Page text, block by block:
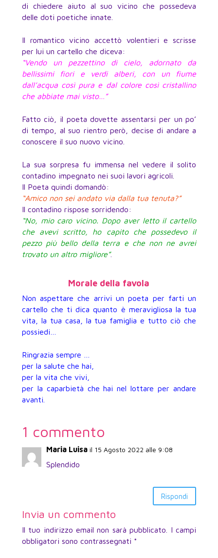
di chiedere aiuto al suo vicino che possedeva
delle doti poetiche innate.
Il romantico vicino accettò volentieri e scrisse
per lui un cartello che diceva:
“Vendo un pezzettino di cielo, adornato da
bellissimi fiori e verdi alberi, con un fiume
dall’acqua così pura e dal colore così cristallino
che abbiate mai visto…”
Fatto ciò, il poeta dovette assentarsi per un po’
di tempo, al suo rientro però, decise di andare a
conoscere il suo nuovo vicino.
La sua sorpresa fu immensa nel vedere il solito
contadino impegnato nei suoi lavori agricoli.
Il Poeta quindi domandò:
“Amico non sei andato via dalla tua tenuta?”
Il contadino rispose sorridendo:
“No, mio caro vicino. Dopo aver letto il cartello
che avevi scritto, ho capito che possedevo il
pezzo più bello della terra e che non ne avrei
trovato un altro migliore”.
Morale della favola
Non aspettare che arrivi un poeta per farti un
cartello che ti dica quanto è meravigliosa la tua
vita, la tua casa, la tua famiglia e tutto ciò che
possiedi…
Ringrazia sempre …
per la salute che hai,
per la vita che vivi,
per la caparbietà che hai nel lottare per andare
avanti.
1 commento
Maria Luisa il 15 Agosto 2022 alle 9:08
Splendido
Rispondi
Invia un commento
Il tuo indirizzo email non sarà pubblicato.
I campi
obbligatori sono contrassegnati *